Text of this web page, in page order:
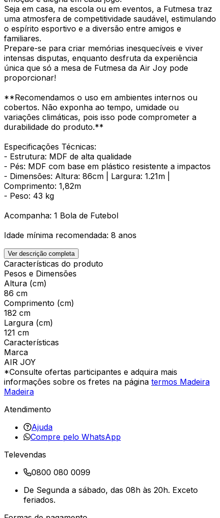
Seja em casa, na escola ou em eventos, a Futmesa traz
uma atmosfera de competitividade saudável, estimulando
o espírito esportivo e a diversão entre amigos e
familiares.
Prepare-se para criar memórias inesquecíveis e viver
intensas disputas, enquanto desfruta da experiência
única que só a mesa de Futmesa da Air Joy pode
proporcionar!
**Recomendamos o uso em ambientes internos ou
cobertos. Não exponha ao tempo, umidade ou
variações climáticas, pois isso pode comprometer a
durabilidade do produto.**
Especificações Técnicas:
- Estrutura: MDF de alta qualidade
- Pés: MDF com base em plástico resistente a impactos
- Dimensões: Altura: 86cm | Largura: 1.21m |
Comprimento: 1,82m
- Peso: 43 kg
Acompanha: 1 Bola de Futebol
Idade mínima recomendada: 8 anos
Ver descrição completa
Características do produto
Pesos e Dimensões
Altura (cm)
86 cm
Comprimento (cm)
182 cm
Largura (cm)
121 cm
Características
Marca
AIR JOY
*Consulte ofertas participantes e adquira mais
informações sobre os fretes na página termos Madeira
Madeira
Atendimento
Ajuda
Compre pelo WhatsApp
Televendas
0800 080 0099
De Segunda a sábado, das 08h às 20h. Exceto
feriados.